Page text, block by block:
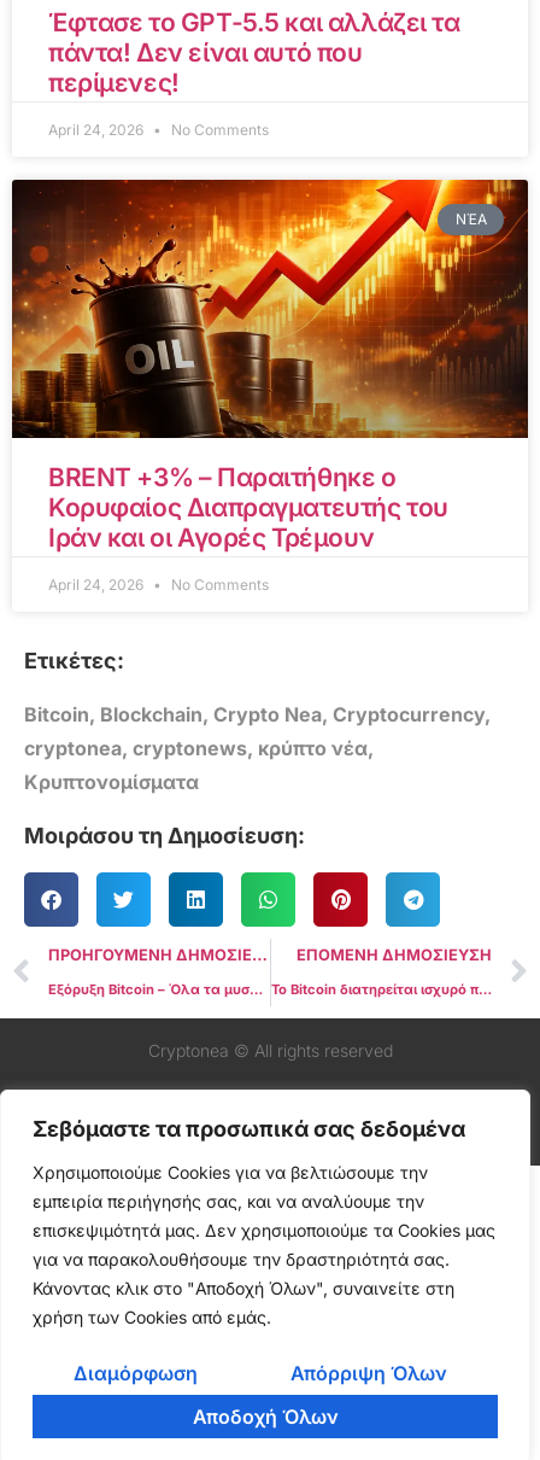
Σεβόμαστε τα προσωπικά σας δεδομένα
Χρησιμοποιούμε Cookies για να βελτιώσουμε την
εμπειρία περιήγησής σας, και να αναλύουμε την
επισκεψιμότητά μας. Δεν χρησιμοποιούμε τα Cookies μας
για να παρακολουθήσουμε την δραστηριότητά σας.
Κάνοντας κλικ στο "Αποδοχή Όλων", συναινείτε στη
χρήση των Cookies από εμάς.
Διαμόρφωση
Απόρριψη Όλων
Αποδοχή Όλων
Έφτασε το GPT-5.5 και αλλάζει τα
πάντα! Δεν είναι αυτό που
περίμενες!
April 24, 2026 No Comments
ΝΈΑ
BRENT +3% – Παραιτήθηκε ο
Κορυφαίος Διαπραγματευτής του
Ιράν και οι Αγορές Τρέμουν
April 24, 2026 No Comments
Ετικέτες:
Bitcoin, Blockchain, Crypto Nea, Cryptocurrency,
cryptonea, cryptonews, κρύπτο νέα,
Κρυπτονομίσματα
Μοιράσου τη Δημοσίευση:
ΠΡΟΗΓΟΥΜΕΝΗ ΔΗΜΟΣΙΕΥΣΗ
Εξόρυξη Bitcoin – Όλα τα μυστικά για μέγιστη κερδοφορία
ΕΠΟΜΕΝΗ ΔΗΜΟΣΙΕΥΣΗ
Το Bitcoin διατηρείται ισχυρό πάνω από τα βασικά επίπεδα, εξετάζοντας το νέο δυναμικό σε υψηλό όλων των εποχών
Cryptonea © All rights reserved